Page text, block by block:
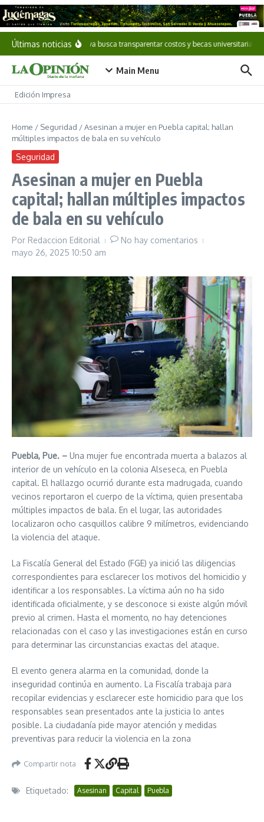
Saltar al contenido
Últimas noticiasIniciativa busca transparentar costos y becas universitarias
Main Menu
Edición Impresa
Home / Seguridad /Asesinan a mujer en Puebla capital; hallan
múltiples impactos de bala en su vehículo
Seguridad
Asesinan a mujer en Puebla
capital; hallan múltiples impactos
de bala en su vehículo
Por Redaccion Editorial
No hay comentarios
mayo 26, 2025 10:50 am
Puebla, Pue. – Una mujer fue encontrada muerta a balazos al
interior de un vehículo en la colonia Alseseca, en Puebla
capital. El hallazgo ocurrió durante esta madrugada, cuando
vecinos reportaron el cuerpo de la víctima, quien presentaba
múltiples impactos de bala. En el lugar, las autoridades
localizaron ocho casquillos calibre 9 milímetros, evidenciando
la violencia del ataque.
La Fiscalía General del Estado (FGE) ya inició las diligencias
correspondientes para esclarecer los motivos del homicidio y
identificar a los responsables. La víctima aún no ha sido
identificada oficialmente, y se desconoce si existe algún móvil
previo al crimen. Hasta el momento, no hay detenciones
relacionadas con el caso y las investigaciones están en curso
para determinar las circunstancias exactas del ataque.
El evento genera alarma en la comunidad, donde la
inseguridad continúa en aumento. La Fiscalía trabaja para
recopilar evidencias y esclarecer este homicidio para que los
responsables sean presentados ante la justicia lo antes
posible. La ciudadanía pide mayor atención y medidas
preventivas para reducir la violencia en la zona
Compartir nota
Etiquetado: Asesinan Capital Puebla